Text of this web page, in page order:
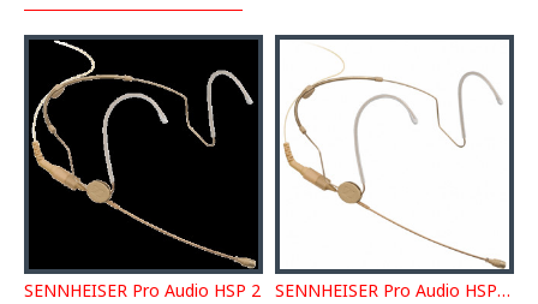
SENNHEISER Pro Audio HSP 2 SENNHEISER Pro Audio HSP 2-3